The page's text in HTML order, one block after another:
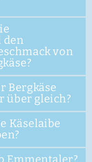
den
von
Bergkäse
über gleich?
Käselaibe
Emmentaler?